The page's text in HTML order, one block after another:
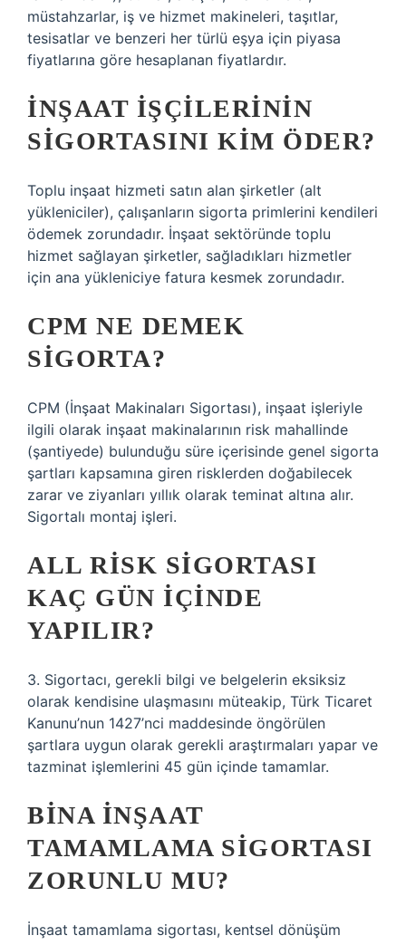
müstahzarlar, iş ve hizmet makineleri, taşıtlar,
tesisatlar ve benzeri her türlü eşya için piyasa
fiyatlarına göre hesaplanan fiyatlardır.
İNŞAAT IŞÇILERININ
SIGORTASINI KIM ÖDER?
Toplu inşaat hizmeti satın alan şirketler (alt
yükleniciler), çalışanların sigorta primlerini kendileri
ödemek zorundadır. İnşaat sektöründe toplu
hizmet sağlayan şirketler, sağladıkları hizmetler
için ana yükleniciye fatura kesmek zorundadır.
CPM NE DEMEK
SIGORTA?
CPM (İnşaat Makinaları Sigortası), inşaat işleriyle
ilgili olarak inşaat makinalarının risk mahallinde
(şantiyede) bulunduğu süre içerisinde genel sigorta
şartları kapsamına giren risklerden doğabilecek
zarar ve ziyanları yıllık olarak teminat altına alır.
Sigortalı montaj işleri.
ALL RISK SIGORTASI
KAÇ GÜN IÇINDE
YAPILIR?
3. Sigortacı, gerekli bilgi ve belgelerin eksiksiz
olarak kendisine ulaşmasını müteakip, Türk Ticaret
Kanunu’nun 1427’nci maddesinde öngörülen
şartlara uygun olarak gerekli araştırmaları yapar ve
tazminat işlemlerini 45 gün içinde tamamlar.
BINA INŞAAT
TAMAMLAMA SIGORTASI
ZORUNLU MU?
İnşaat tamamlama sigortası, kentsel dönüşüm